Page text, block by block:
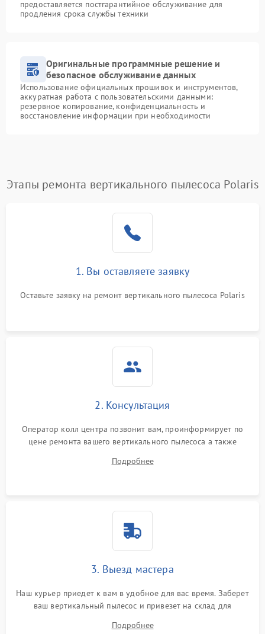
предоставляется постгарантийное обслуживание для
продления срока службы техники
Оригинальные программные решение и
безопасное обслуживание данных
Использование официальных прошивок и инструментов,
аккуратная работа с пользовательскими данными:
резервное копирование, конфиденциальность и
восстановление информации при необходимости
Этапы ремонта вертикального пылесоса Polaris
1. Вы оставляете заявку
Оставьте заявку на ремонт вертикального пылесоса Polaris
2. Консультация
Оператор колл центра позвонит вам, проинформирует по
цене ремонта вашего вертикального пылесоса а также
Подробнее
3. Выезд мастера
Наш курьер приедет к вам в удобное для вас время. Заберет
ваш вертикальный пылесос и привезет на склад для
Подробнее